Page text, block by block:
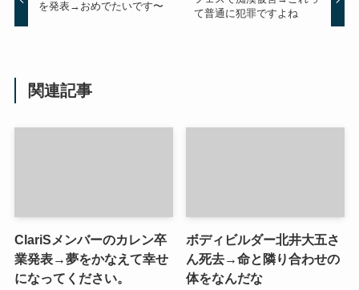
を発表→おめでたいです〜
て普通に犯罪ですよね
関連記事
ClariSメンバーのカレン卒
業発表→夢をかなえて幸せ
になってください。
ボディビルダー北井大五さ
ん死去→命と隣り合わせの
体をなんだな